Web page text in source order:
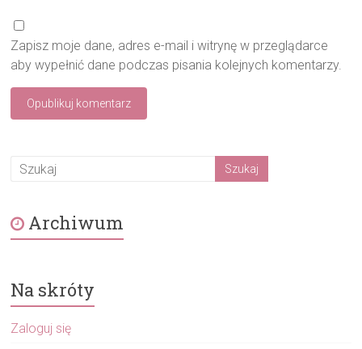
Zapisz moje dane, adres e-mail i witrynę w przeglądarce
aby wypełnić dane podczas pisania kolejnych komentarzy.
Archiwum
Na skróty
Zaloguj się